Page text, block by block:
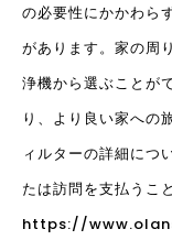
の必要性にかかわら
があります。家の周
浄機から選ぶことが
り、より良い家への
ィルターの詳細につ
たは訪問を支払うこ
https://